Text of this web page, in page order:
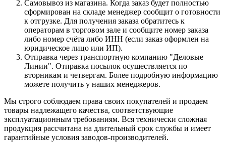
Самовывоз из магазина. Когда заказ будет полностью
сформирован на складе менеджер сообщит о готовности
к отгрузке. Для получения заказа обратитесь к
операторам в торговом зале и сообщите номер заказа
либо номер счёта либо ИНН (если заказ оформлен на
юридическое лицо или ИП).
Отправка через транспортную компанию "Деловые
Линии". Отправка посылок осуществляется по
вторникам и четвергам. Более подробную информацию
можете получить у наших менеджеров.
Мы строго соблюдаем права своих покупателей и продаем
товары надлежащего качества, соответствующие
эксплуатационным требованиям. Вся технически сложная
продукция рассчитана на длительный срок службы и имеет
гарантийные условия заводов-производителей.